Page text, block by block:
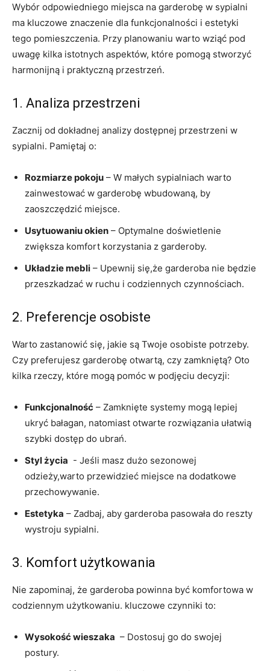
Wybór odpowiedniego miejsca na garderobę w sypialni
ma ⁣kluczowe znaczenie dla funkcjonalności i estetyki
tego pomieszczenia. Przy planowaniu warto wziąć pod
uwagę kilka istotnych ⁤aspektów, które pomogą stworzyć
harmonijną i praktyczną przestrzeń.
1. Analiza przestrzeni
Zacznij od dokładnej analizy dostępnej przestrzeni w
sypialni. Pamiętaj o:
Rozmiarze pokoju – ⁤W małych sypialniach warto
zainwestować w garderobę‌ wbudowaną, by
zaoszczędzić miejsce.
Usytuowaniu okien – Optymalne ⁣doświetlenie
zwiększa komfort korzystania z garderoby.
Układzie mebli – Upewnij się,że garderoba nie będzie
przeszkadzać w ⁤ruchu⁢ i codziennych czynnościach.
2. Preferencje osobiste
Warto zastanowić ​się,​ jakie są Twoje⁣ osobiste potrzeby.
Czy ‌preferujesz garderobę otwartą, czy zamkniętą? Oto
kilka rzeczy, które mogą pomóc ⁣w podjęciu decyzji:
Funkcjonalność – Zamknięte‌ systemy mogą lepiej
ukryć bałagan, ‌natomiast otwarte rozwiązania ułatwią​
szybki dostęp do ubrań.
Styl życia ‌ -‌ Jeśli masz dużo sezonowej
odzieży,warto przewidzieć miejsce na dodatkowe
przechowywanie.
Estetyka – Zadbaj, aby garderoba pasowała do reszty
wystroju ⁢sypialni.
3. ⁣Komfort⁢ użytkowania
Nie zapominaj, ⁤że⁢ garderoba ‌powinna być⁣ komfortowa w
codziennym użytkowaniu. kluczowe czynniki to:
Wysokość wieszaka ⁢ – Dostosuj go do swojej
postury.